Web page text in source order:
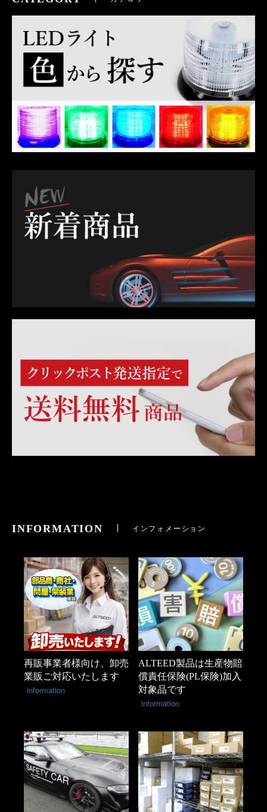
INFORMATION インフォメーション
再販事業者様向け、卸売
業販ご対応いたします
information
ALTEED製品は生産物賠
償責任保険(PL保険)加入
対象品です
information